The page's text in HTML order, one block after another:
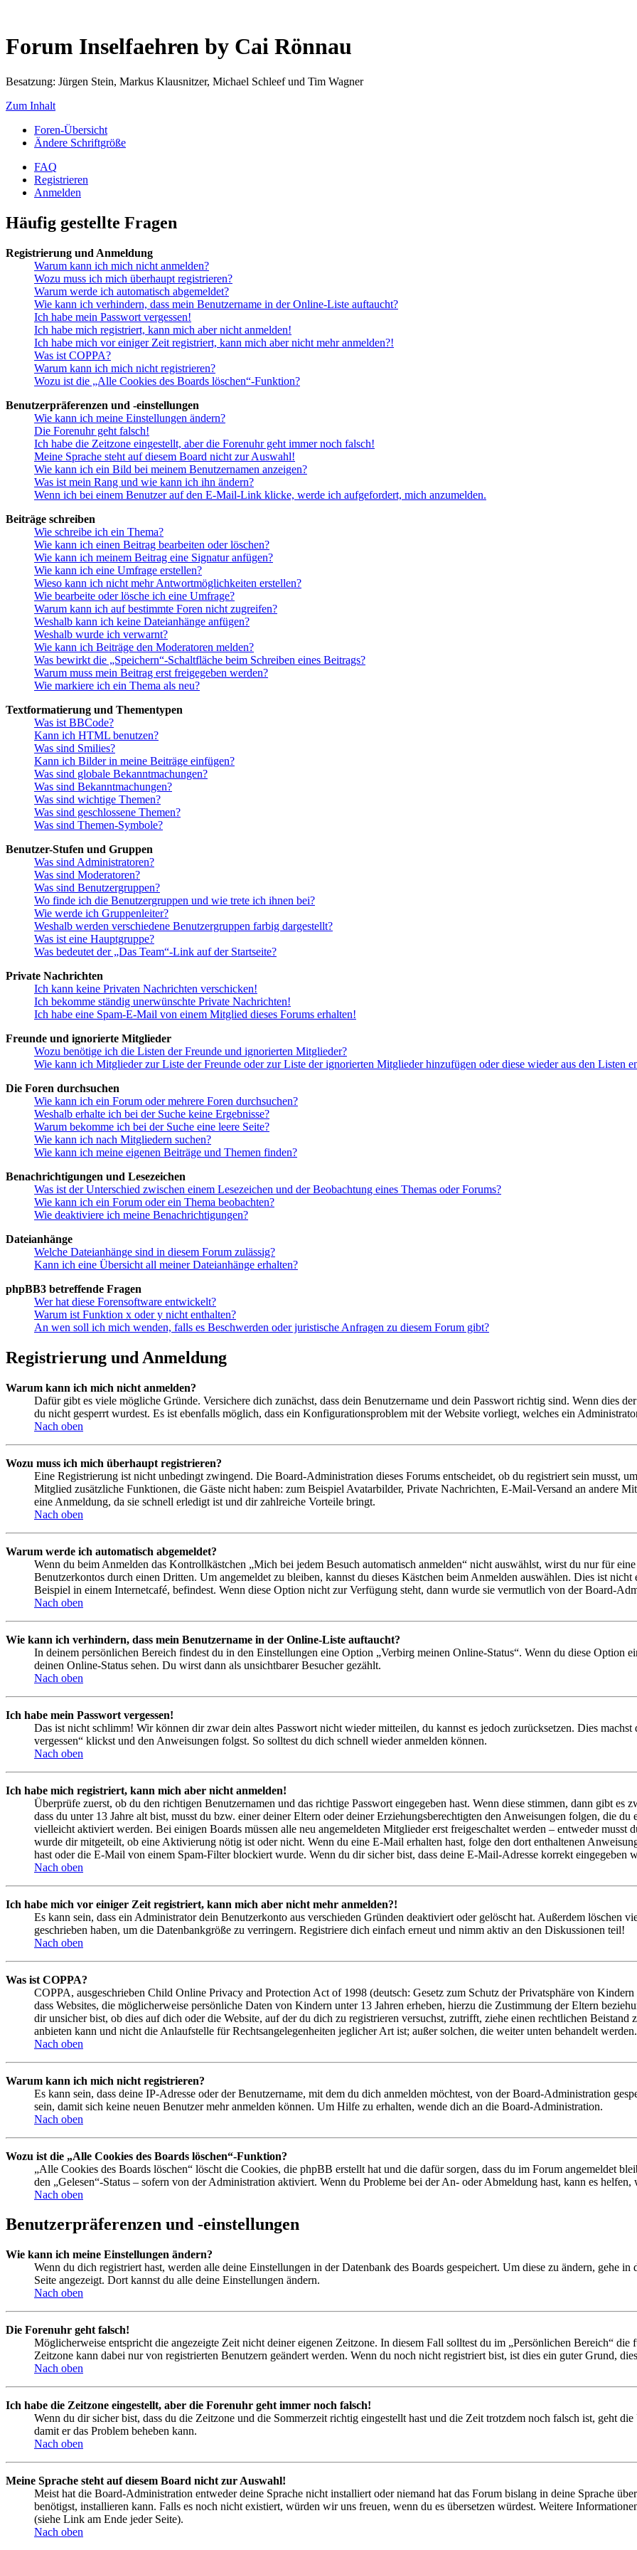
Forum Inselfaehren by Cai Rönnau
Besatzung: Jürgen Stein, Markus Klausnitzer, Michael Schleef und Tim Wagner
Zum Inhalt
Foren-Übersicht
Ändere Schriftgröße
FAQ
Registrieren
Anmelden
Häufig gestellte Fragen
Registrierung und Anmeldung
Warum kann ich mich nicht anmelden?
Wozu muss ich mich überhaupt registrieren?
Warum werde ich automatisch abgemeldet?
Wie kann ich verhindern, dass mein Benutzername in der Online-Liste auftaucht?
Ich habe mein Passwort vergessen!
Ich habe mich registriert, kann mich aber nicht anmelden!
Ich habe mich vor einiger Zeit registriert, kann mich aber nicht mehr anmelden?!
Was ist COPPA?
Warum kann ich mich nicht registrieren?
Wozu ist die „Alle Cookies des Boards löschen“-Funktion?
Benutzerpräferenzen und -einstellungen
Wie kann ich meine Einstellungen ändern?
Die Forenuhr geht falsch!
Ich habe die Zeitzone eingestellt, aber die Forenuhr geht immer noch falsch!
Meine Sprache steht auf diesem Board nicht zur Auswahl!
Wie kann ich ein Bild bei meinem Benutzernamen anzeigen?
Was ist mein Rang und wie kann ich ihn ändern?
Wenn ich bei einem Benutzer auf den E-Mail-Link klicke, werde ich aufgefordert, mich anzumelden.
Beiträge schreiben
Wie schreibe ich ein Thema?
Wie kann ich einen Beitrag bearbeiten oder löschen?
Wie kann ich meinem Beitrag eine Signatur anfügen?
Wie kann ich eine Umfrage erstellen?
Wieso kann ich nicht mehr Antwortmöglichkeiten erstellen?
Wie bearbeite oder lösche ich eine Umfrage?
Warum kann ich auf bestimmte Foren nicht zugreifen?
Weshalb kann ich keine Dateianhänge anfügen?
Weshalb wurde ich verwarnt?
Wie kann ich Beiträge den Moderatoren melden?
Was bewirkt die „Speichern“-Schaltfläche beim Schreiben eines Beitrags?
Warum muss mein Beitrag erst freigegeben werden?
Wie markiere ich ein Thema als neu?
Textformatierung und Thementypen
Was ist BBCode?
Kann ich HTML benutzen?
Was sind Smilies?
Kann ich Bilder in meine Beiträge einfügen?
Was sind globale Bekanntmachungen?
Was sind Bekanntmachungen?
Was sind wichtige Themen?
Was sind geschlossene Themen?
Was sind Themen-Symbole?
Benutzer-Stufen und Gruppen
Was sind Administratoren?
Was sind Moderatoren?
Was sind Benutzergruppen?
Wo finde ich die Benutzergruppen und wie trete ich ihnen bei?
Wie werde ich Gruppenleiter?
Weshalb werden verschiedene Benutzergruppen farbig dargestellt?
Was ist eine Hauptgruppe?
Was bedeutet der „Das Team“-Link auf der Startseite?
Private Nachrichten
Ich kann keine Privaten Nachrichten verschicken!
Ich bekomme ständig unerwünschte Private Nachrichten!
Ich habe eine Spam-E-Mail von einem Mitglied dieses Forums erhalten!
Freunde und ignorierte Mitglieder
Wozu benötige ich die Listen der Freunde und ignorierten Mitglieder?
Wie kann ich Mitglieder zur Liste der Freunde oder zur Liste der ignorierten Mitglieder hinzufügen oder diese wieder aus den Listen
Die Foren durchsuchen
Wie kann ich ein Forum oder mehrere Foren durchsuchen?
Weshalb erhalte ich bei der Suche keine Ergebnisse?
Warum bekomme ich bei der Suche eine leere Seite?
Wie kann ich nach Mitgliedern suchen?
Wie kann ich meine eigenen Beiträge und Themen finden?
Benachrichtigungen und Lesezeichen
Was ist der Unterschied zwischen einem Lesezeichen und der Beobachtung eines Themas oder Forums?
Wie kann ich ein Forum oder ein Thema beobachten?
Wie deaktiviere ich meine Benachrichtigungen?
Dateianhänge
Welche Dateianhänge sind in diesem Forum zulässig?
Kann ich eine Übersicht all meiner Dateianhänge erhalten?
phpBB3 betreffende Fragen
Wer hat diese Forensoftware entwickelt?
Warum ist Funktion x oder y nicht enthalten?
An wen soll ich mich wenden, falls es Beschwerden oder juristische Anfragen zu diesem Forum gibt?
Registrierung und Anmeldung
Warum kann ich mich nicht anmelden?
Dafür gibt es viele mögliche Gründe. Versichere dich zunächst, dass dein Benutzername und dein Passwort richtig sind. Wenn dies
du nicht gesperrt wurdest. Es ist ebenfalls möglich, dass ein Konfigurationsproblem mit der Website vorliegt, welches ein
Nach oben
Wozu muss ich mich überhaupt registrieren?
Eine Registrierung ist nicht unbedingt zwingend. Die Board-Administration dieses Forums entscheidet, ob du registriert sein musst,
Mitglied zusätzliche Funktionen, die Gäste nicht haben: zum Beispiel Avatarbilder, Private Nachrichten, E-Mail-Versand an andere
eine Anmeldung, da sie schnell erledigt ist und dir zahlreiche Vorteile bringt.
Nach oben
Warum werde ich automatisch abgemeldet?
Wenn du beim Anmelden das Kontrollkästchen „Mich bei jedem Besuch automatisch anmelden“ nicht auswählst, wirst du nur für
Benutzerkontos durch einen Dritten. Um angemeldet zu bleiben, kannst du dieses Kästchen beim Anmelden auswählen. Dies ist
Beispiel in einem Internetcafé, befindest. Wenn diese Option nicht zur Verfügung steht, dann wurde sie vermutlich von der Board-
Nach oben
Wie kann ich verhindern, dass mein Benutzername in der Online-Liste auftaucht?
In deinem persönlichen Bereich findest du in den Einstellungen eine Option „Verbirg meinen Online-Status“. Wenn du diese Option
deinen Online-Status sehen. Du wirst dann als unsichtbarer Besucher gezählt.
Nach oben
Ich habe mein Passwort vergessen!
Das ist nicht schlimm! Wir können dir zwar dein altes Passwort nicht wieder mitteilen, du kannst es jedoch zurücksetzen. Dies
vergessen“ klickst und den Anweisungen folgst. So solltest du dich schnell wieder anmelden können.
Nach oben
Ich habe mich registriert, kann mich aber nicht anmelden!
Überprüfe zuerst, ob du den richtigen Benutzernamen und das richtige Passwort eingegeben hast. Wenn diese stimmen, dann gibt es
dass du unter 13 Jahre alt bist, musst du bzw. einer deiner Eltern oder deiner Erziehungsberechtigten den Anweisungen folgen, die
vielleicht aktiviert werden. Bei einigen Boards müssen alle neu angemeldeten Mitglieder erst freigeschaltet werden – entweder musst
wurde dir mitgeteilt, ob eine Aktivierung nötig ist oder nicht. Wenn du eine E-Mail erhalten hast, folge den dort enthaltenen
hast oder die E-Mail von einem Spam-Filter blockiert wurde. Wenn du dir sicher bist, dass deine E-Mail-Adresse korrekt eingegeben
Nach oben
Ich habe mich vor einiger Zeit registriert, kann mich aber nicht mehr anmelden?!
Es kann sein, dass ein Administrator dein Benutzerkonto aus verschieden Gründen deaktiviert oder gelöscht hat. Außerdem löschen
geschrieben haben, um die Datenbankgröße zu verringern. Registriere dich einfach erneut und nimm aktiv an den Diskussionen teil!
Nach oben
Was ist COPPA?
COPPA, ausgeschrieben Child Online Privacy and Protection Act of 1998 (deutsch: Gesetz zum Schutz der Privatsphäre von
dass Websites, die möglicherweise persönliche Daten von Kindern unter 13 Jahren erheben, hierzu die Zustimmung der Eltern
dir unsicher bist, ob dies auf dich oder die Website, auf der du dich zu registrieren versuchst, zutrifft, ziehe einen rechtlichen Beistand
anbieten kann und nicht die Anlaufstelle für Rechtsangelegenheiten jeglicher Art ist; außer solchen, die weiter unten behandelt werden.
Nach oben
Warum kann ich mich nicht registrieren?
Es kann sein, dass deine IP-Adresse oder der Benutzername, mit dem du dich anmelden möchtest, von der Board-Administration
sein, damit sich keine neuen Benutzer mehr anmelden können. Um Hilfe zu erhalten, wende dich an die Board-Administration.
Nach oben
Wozu ist die „Alle Cookies des Boards löschen“-Funktion?
„Alle Cookies des Boards löschen“ löscht die Cookies, die phpBB erstellt hat und die dafür sorgen, dass du im Forum angemeldet
den „Gelesen“-Status – sofern von der Administration aktiviert. Wenn du Probleme bei der An- oder Abmeldung hast, kann es
Nach oben
Benutzerpräferenzen und -einstellungen
Wie kann ich meine Einstellungen ändern?
Wenn du dich registriert hast, werden alle deine Einstellungen in der Datenbank des Boards gespeichert. Um diese zu ändern, gehe
Seite angezeigt. Dort kannst du alle deine Einstellungen ändern.
Nach oben
Die Forenuhr geht falsch!
Möglicherweise entspricht die angezeigte Zeit nicht deiner eigenen Zeitzone. In diesem Fall solltest du im „Persönlichen Bereich“
Zeitzone kann dabei nur von registrierten Benutzern geändert werden. Wenn du noch nicht registriert bist, ist dies ein guter Grund,
Nach oben
Ich habe die Zeitzone eingestellt, aber die Forenuhr geht immer noch falsch!
Wenn du dir sicher bist, dass du die Zeitzone und die Sommerzeit richtig eingestellt hast und die Zeit trotzdem noch falsch ist, geht
damit er das Problem beheben kann.
Nach oben
Meine Sprache steht auf diesem Board nicht zur Auswahl!
Meist hat die Board-Administration entweder deine Sprache nicht installiert oder niemand hat das Forum bislang in deine Sprache
benötigst, installieren kann. Falls es noch nicht existiert, würden wir uns freuen, wenn du es übersetzen würdest. Weitere
(siehe Link am Ende jeder Seite).
Nach oben